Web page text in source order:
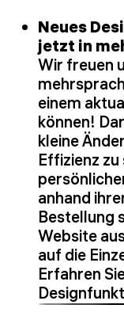
Neues
jetzt in
Wir freuen
einem
können!
kleine
Effizienz
anhand
Bestellung
Website
auf die
Erfahren